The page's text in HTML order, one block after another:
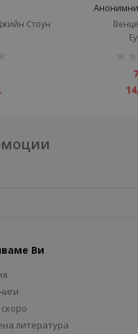
Стоун
Ви
литература